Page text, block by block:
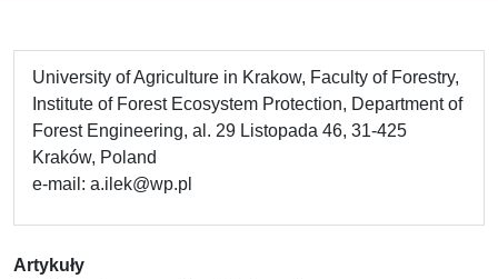
University of Agriculture in Krakow, Faculty of Forestry,
Institute of Forest Ecosystem Protection, Department of
Forest Engineering, al. 29 Listopada 46, 31-425
Kraków, Poland
e-mail: a.ilek@wp.pl
Artykuły